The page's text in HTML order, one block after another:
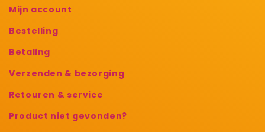
Mijn account
Bestelling
Betaling
Verzenden & bezorging
Retouren & service
Product niet gevonden?